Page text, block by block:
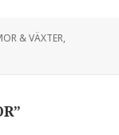
& VÄXTER,